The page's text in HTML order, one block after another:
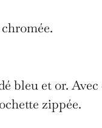
bleu et or.
zippée.